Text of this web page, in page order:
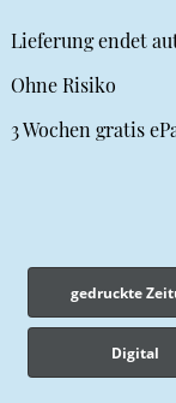
Lieferung endet
Ohne Risiko
3 Wochen gratis
gedruckte
Digital